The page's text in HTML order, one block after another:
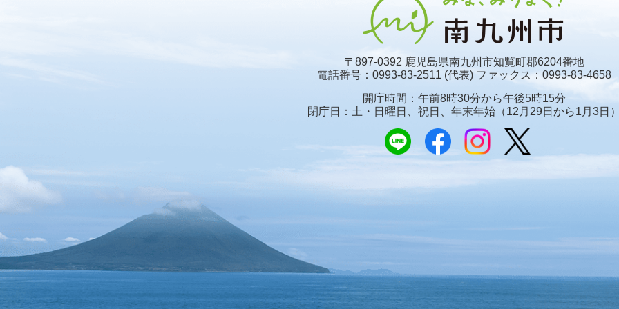
〒897-0392 鹿児島県南九州市知覧町郡6204番地
電話番号：0993-83-2511 (代表) ファックス：0993-83-4658
開庁時間：午前8時30分から午後5時15分
閉庁日：土・日曜日、祝日、年末年始 （12月29日から1月3日